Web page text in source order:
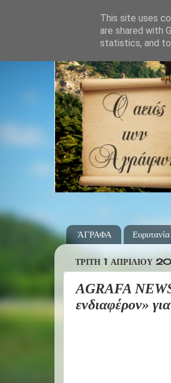
ΆΓΡΑΦΑ
ΤΡΊΤΗ 1 ΑΠΡΙΛΊΟΥ
AGRAFA
ενδιαφέρον»
This site uses
are shared with
statistics, and